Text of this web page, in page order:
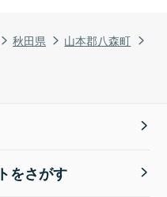
秋田県
山本郡八森町
をさがす